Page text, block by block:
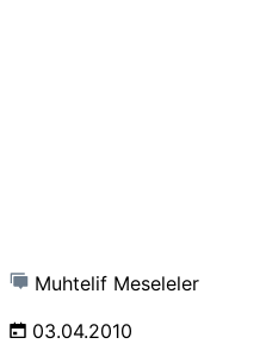
Muhtelif Meseleler
03.04.2010